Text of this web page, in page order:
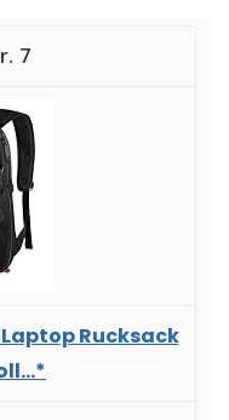
7
Laptop Rucksack